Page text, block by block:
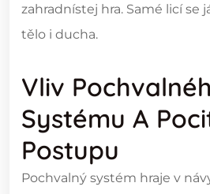
zahradnístej hra. Samé licí se
tělo i ducha.
Vliv
Systému A
Postupu
Pochvalný systém hraje v